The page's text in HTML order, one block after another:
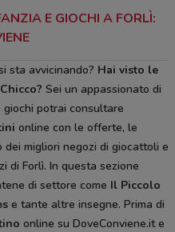
E GIOCHI A FORLÌ:
sta avvicinando? Hai visto le
Sei un appassionato di
potrai consultare
online con le offerte, le
migliori negozi di giocattoli e
di Forlì. In questa sezione
di settore come Il Piccolo
e tante altre insegne. Prima di
online su DoveConviene.it e